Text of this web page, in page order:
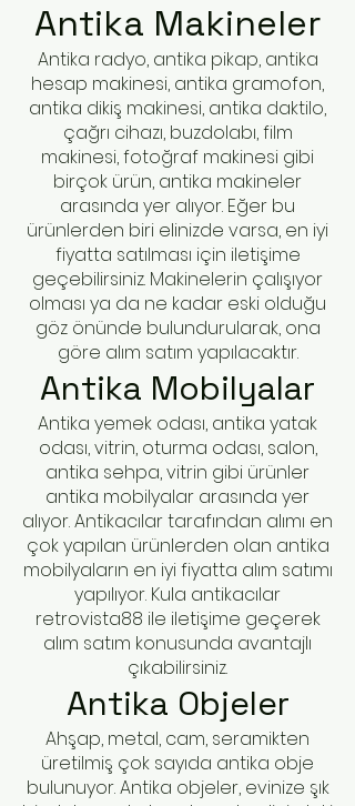
Antika Makineler
Antika radyo, antika pikap, antika
hesap makinesi, antika gramofon,
antika dikiş makinesi, antika daktilo,
çağrı cihazı, buzdolabı, film
makinesi, fotoğraf makinesi gibi
birçok ürün, antika makineler
arasında yer alıyor. Eğer bu
ürünlerden biri elinizde varsa, en iyi
fiyatta satılması için iletişime
geçebilirsiniz. Makinelerin çalışıyor
olması ya da ne kadar eski olduğu
göz önünde bulundurularak, ona
göre alım satım yapılacaktır.
Antika Mobilyalar
Antika yemek odası, antika yatak
odası, vitrin, oturma odası, salon,
antika sehpa, vitrin gibi ürünler
antika mobilyalar arasında yer
alıyor. Antikacılar tarafından alımı en
çok yapılan ürünlerden olan antika
mobilyaların en iyi fiyatta alım satımı
yapılıyor. Kula antikacılar
retrovista88 ile iletişime geçerek
alım satım konusunda avantajlı
çıkabilirsiniz.
Antika Objeler
Ahşap, metal, cam, seramikten
üretilmiş çok sayıda antika obje
bulunuyor. Antika objeler, evinize şık